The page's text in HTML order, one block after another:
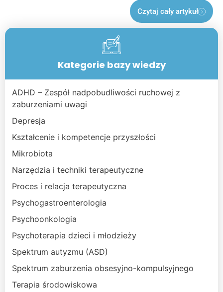
Czytaj cały artykuł
Kategorie bazy wiedzy
ADHD – Zespół nadpobudliwości ruchowej z
zaburzeniami uwagi
Depresja
Kształcenie i kompetencje przyszłości
Mikrobiota
Narzędzia i techniki terapeutyczne
Proces i relacja terapeutyczna
Psychogastroenterologia
Psychoonkologia
Psychoterapia dzieci i młodzieży
Spektrum autyzmu (ASD)
Spektrum zaburzenia obsesyjno-kompulsyjnego
Terapia środowiskowa